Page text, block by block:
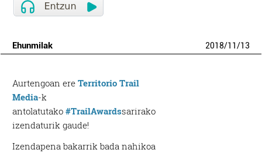
Ehunmilak 2018/11/13
Aurtengoan ereTerritorio Trail
Media-k
antolatutako#TrailAwardssarirako
izendaturik gaude!
Izendapena bakarrik bada nahikoa